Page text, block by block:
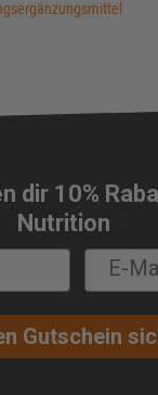
dir 10%
Nutrition
Gutschein